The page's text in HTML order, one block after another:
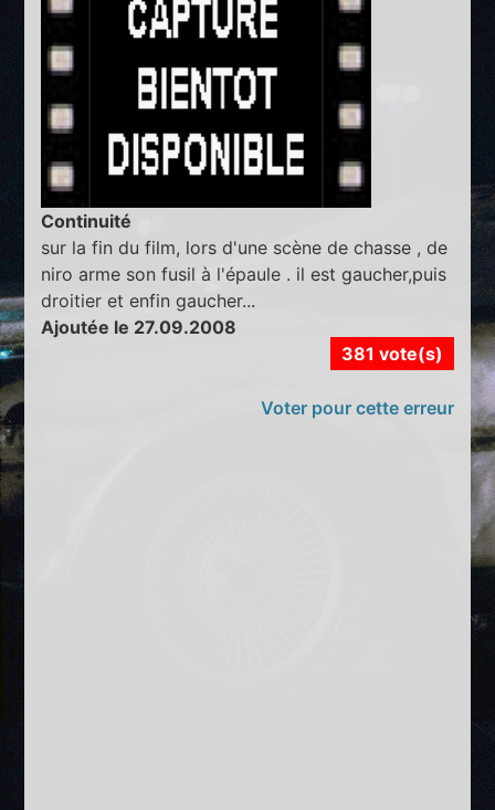
Continuité
sur la fin du film, lors d'une scène de chasse , de
niro arme son fusil à l'épaule . il est gaucher,puis
droitier et enfin gaucher...
Ajoutée le 27.09.2008
381 vote(s)
Voter pour cette erreur